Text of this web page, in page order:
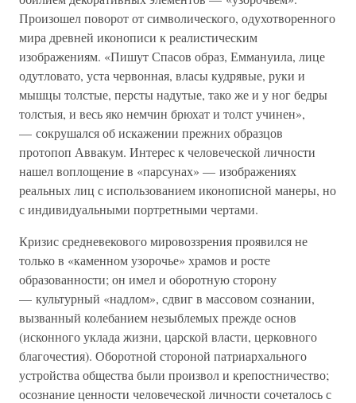
Произошел поворот от символического, одухотворенного
мира древней иконописи к реалистическим
изображениям. «Пишут Спасов образ, Еммануила, лице
одутловато, уста червонная, власы кудрявые, руки и
мышцы толстые, персты надутые, тако же и у ног бедры
толстыя, и весь яко немчин брюхат и толст учинен»,
— сокрушался об искажении прежних образцов
протопоп Аввакум. Интерес к человеческой личности
нашел воплощение в «парсунах» — изображениях
реальных лиц с использованием иконописной манеры, но
с индивидуальными портретными чертами.
Кризис средневекового мировоззрения проявился не
только в «каменном узорочье» храмов и росте
образованности; он имел и оборотную сторону
— культурный «надлом», сдвиг в массовом сознании,
вызванный колебанием незыблемых прежде основ
(исконного уклада жизни, царской власти, церковного
благочестия). Оборотной стороной патриархального
устройства общества были произвол и крепостничество;
осознание ценности человеческой личности сочеталось с